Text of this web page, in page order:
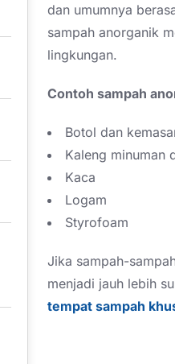
dan umumnya
sampah anorganik
lingkungan.
Contoh sampah
Botol dan
Kaleng minuman
Kaca
Logam
Styrofoam
Jika sampah-
menjadi jauh lebih
tempat sampah